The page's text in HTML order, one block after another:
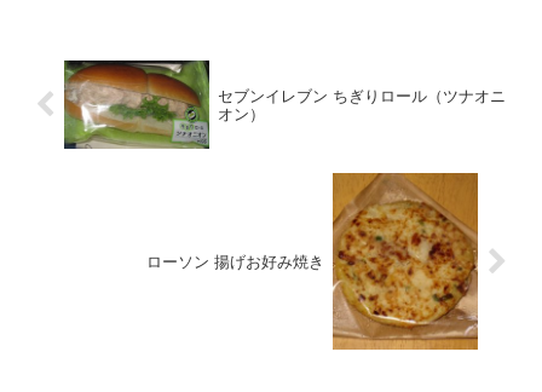
セブンイレブン ちぎりロール（ツナオニ
オン）
ローソン 揚げお好み焼き